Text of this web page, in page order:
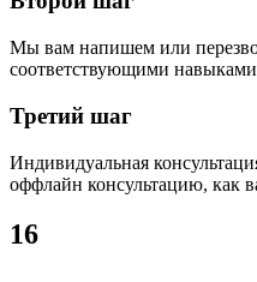
Мы вам напишем или
соответствующими
Третий шаг
Индивидуальная
оффлайн консультацию, как
16